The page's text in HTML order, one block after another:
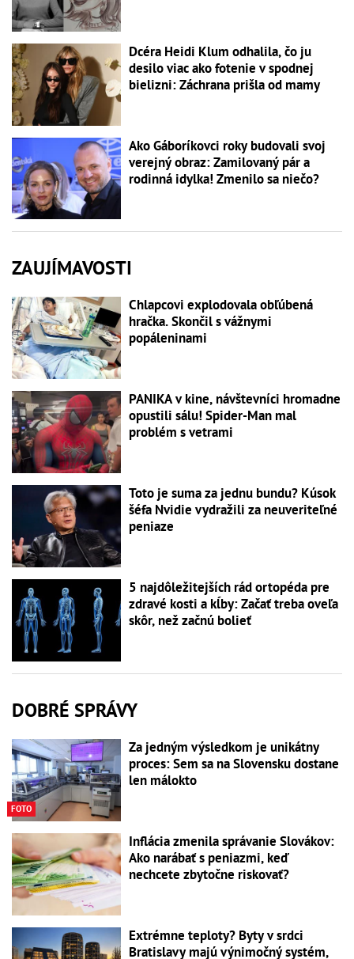
Dcéra Heidi Klum odhalila, čo ju
desilo viac ako fotenie v spodnej
bielizni: Záchrana prišla od mamy
Ako Gáboríkovci roky budovali svoj
verejný obraz: Zamilovaný pár a
rodinná idylka! Zmenilo sa niečo?
ZAUJÍMAVOSTI
Chlapcovi explodovala obľúbená
hračka. Skončil s vážnymi
popáleninami
PANIKA v kine, návštevníci hromadne
opustili sálu! Spider-Man mal
problém s vetrami
Toto je suma za jednu bundu? Kúsok
šéfa Nvidie vydražili za neuveriteľné
peniaze
5 najdôležitejších rád ortopéda pre
zdravé kosti a kĺby: Začať treba oveľa
skôr, než začnú bolieť
DOBRÉ SPRÁVY
FOTO
Za jedným výsledkom je unikátny
proces: Sem sa na Slovensku dostane
len málokto
Inflácia zmenila správanie Slovákov:
Ako narábať s peniazmi, keď
nechcete zbytočne riskovať?
Extrémne teploty? Byty v srdci
Bratislavy majú výnimočný systém,